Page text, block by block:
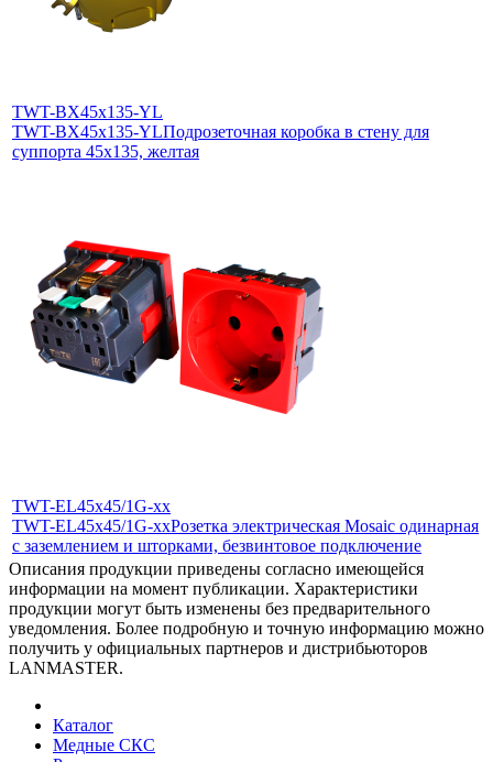
TWT-BX45x135-YL
TWT-BX45x135-YLПодрозеточная коробка в стену для
суппорта 45х135, желтая
TWT-EL45x45/1G-xx
TWT-EL45x45/1G-xxРозетка электрическая Mosaic одинарная
с заземлением и шторками, безвинтовое подключение
Описания продукции приведены согласно имеющейся
информации на момент публикации. Характеристики
продукции могут быть изменены без предварительного
уведомления. Более подробную и точную информацию можно
получить у официальных партнеров и дистрибьюторов
LANMASTER.
Каталог
Медные СКС